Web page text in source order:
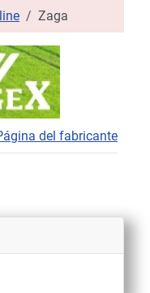
Zaga
del fabricante